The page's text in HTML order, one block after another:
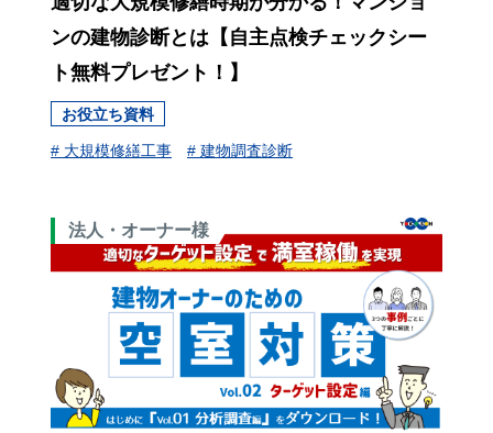
ンの建物診断とは【自主点検チェックシー
ト無料プレゼント！】
お役立ち資料
# 大規模修繕工事 # 建物調査診断
法人・オーナー様